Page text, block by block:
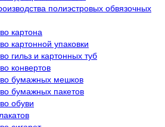
полиэстровых обвязочных
картона
картонной упаковки
гильз и картонных туб
конвертов
бумажных мешков
бумажных пакетов
обуви